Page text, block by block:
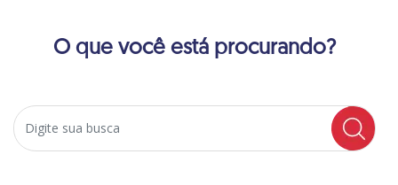
O que você está procurando?
Search